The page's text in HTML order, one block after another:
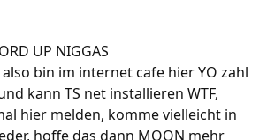
UP NIGGAS
bin im internet cafe hier YO zahl
kann TS net installieren WTF,
hier melden, komme vielleicht in
hoffe das dann MOON mehr